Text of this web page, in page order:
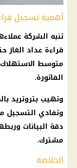
أهمية تسجيل
تنبه الشركة
قراءة عداد الغاز
متوسط
الفاتورة.
وتهيب بتروتريد
وتفادي التسجيل
دقة البيانات
مشترك.
الخلاصة